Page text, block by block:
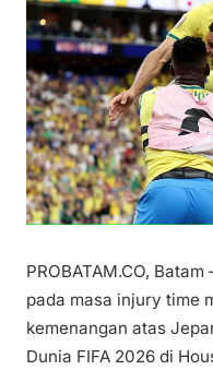
PROBATAM.CO,
pada masa injury time
kemenangan atas
Dunia FIFA 2026 di